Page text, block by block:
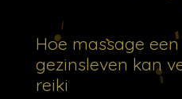
Hoe massage
gezinsleven kan
reiki